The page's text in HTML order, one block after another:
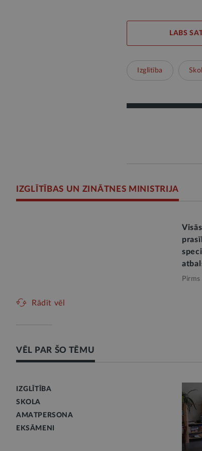
LABS
Izglītība
IZGLĪTĪBAS UN ZINĀTNES MINISTRIJA
Rādīt vēl
VĒL PAR ŠO TĒMU
IZGLĪTĪBA
SKOLA
AMATPERSONA
EKSĀMENI